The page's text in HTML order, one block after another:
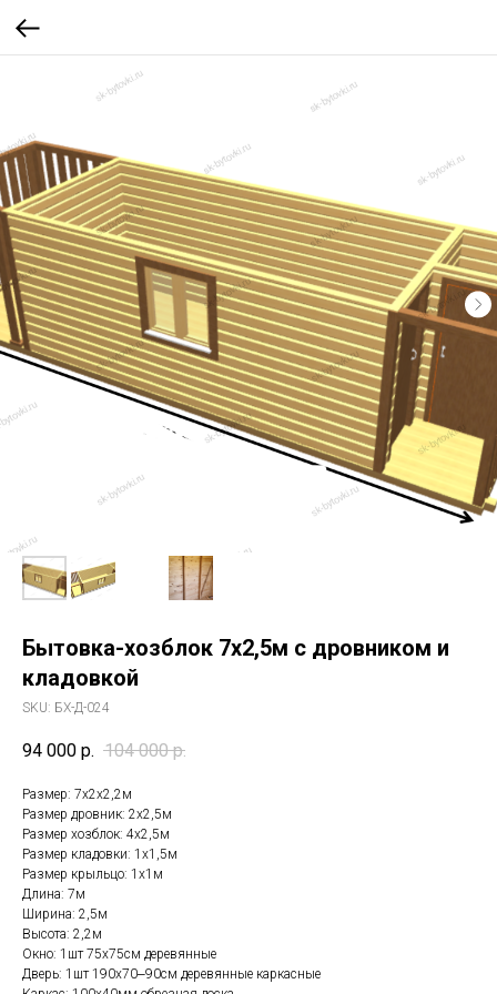
Бытовка-хозблок 7х2,5м с дровником и
кладовкой
SKU: БХ-Д-024
94 000 р. 104 000 р.
Размер: 7х2х2,2м
Размер дровник: 2х2,5м
Размер хозблок: 4х2,5м
Размер кладовки: 1х1,5м
Размер крыльцо: 1х1м
Длина: 7м
Ширина: 2,5м
Высота: 2,2м
Окно: 1шт 75х75см деревянные
Дверь: 1шт 190х70‒90см деревянные каркасные